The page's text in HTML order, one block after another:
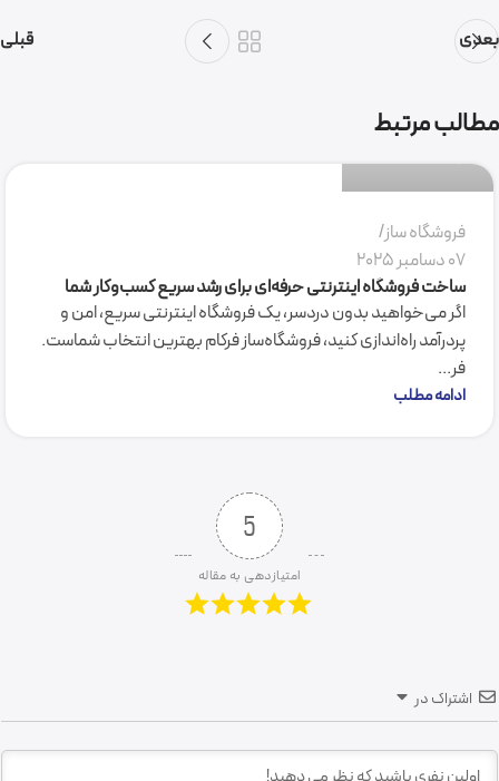
بعدی قبلی
مطالب مرتبط
فروشگاه ساز
07 دسامبر 2025
ساخت فروشگاه اینترنتی حرفه‌ای برای رشد سریع کسب‌وکار شما
اگر می‌خواهید بدون دردسر، یک فروشگاه اینترنتی سریع، امن و
پردرآمد راه‌اندازی کنید، فروشگاه‌ساز فرکام بهترین انتخاب شماست.
فر...
ادامه مطلب
5
امتیازدهی به مقاله
اشتراک در